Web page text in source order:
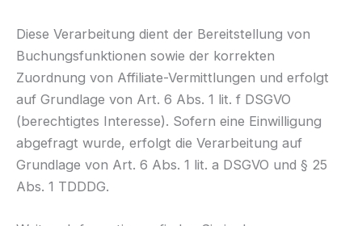
Diese Verarbeitung dient der Bereitstellung von
Buchungsfunktionen sowie der korrekten
Zuordnung von Affiliate-Vermittlungen und erfolgt
auf Grundlage von Art. 6 Abs. 1 lit. f DSGVO
(berechtigtes Interesse). Sofern eine Einwilligung
abgefragt wurde, erfolgt die Verarbeitung auf
Grundlage von Art. 6 Abs. 1 lit. a DSGVO und § 25
Abs. 1 TDDDG.